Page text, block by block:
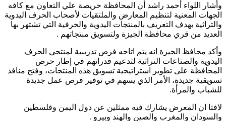
وأشار اللواء أحمد راشد أن المحافظة حريصة علي التعاون مع كافه
الجهات المعنية لتنظيم المعارض والملتقيات لأصحاب الحرف اليدوية
والتراثية بهدف التعريف بالمنتجات اليدوية والحرفية التي تشتهر بها
العديد من قري محافظة الجيزة ولتسويق منتجاتهم .
وأكد محافظ الجيزة انه يتم اتاحه فرص تدريبية لمنتجي الحرف
اليدوية والصناعات التراثية لتدعيم قدراتهم في إطار حرص
المحافظة على تطوير استراتيجية تسويق هذه المنتجات، وفتح منافذ
تسويقية جديدة، الأمر الذي يسهم في توفير فرص عمل جديدة
للشباب والمرأة.
لافتا ان المعرض يشارك فيه ممثلين عن دول اليمن وفلسطين
والسودان والمغرب والصين والهند وبيرو .